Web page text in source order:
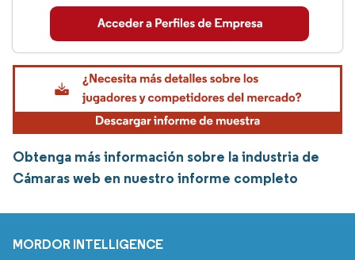
Obtenga más información sobre la industria de
Cámaras web en nuestro informe completo
MORDOR INTELLIGENCE